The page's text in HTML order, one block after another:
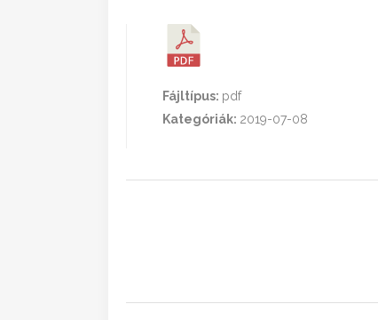
Fájltípus: pdf
Kategóriák: 2019-07-08